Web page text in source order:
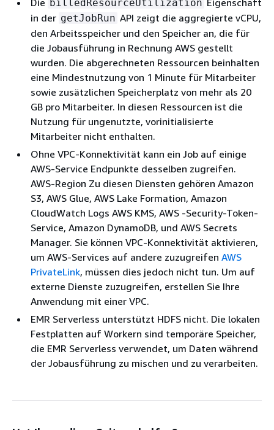
Die billedResourceUtilization Eigenschaft
in der getJobRun API zeigt die aggregierte vCPU,
den Arbeitsspeicher und den Speicher an, die für
die Jobausführung in Rechnung AWS gestellt
wurden. Die abgerechneten Ressourcen beinhalten
eine Mindestnutzung von 1 Minute für Mitarbeiter
sowie zusätzlichen Speicherplatz von mehr als 20
GB pro Mitarbeiter. In diesen Ressourcen ist die
Nutzung für ungenutzte, vorinitialisierte
Mitarbeiter nicht enthalten.
Ohne VPC-Konnektivität kann ein Job auf einige
AWS-Service Endpunkte desselben zugreifen.
AWS-Region Zu diesen Diensten gehören Amazon
S3, AWS Glue, AWS Lake Formation, Amazon
CloudWatch Logs AWS KMS, AWS -Security-Token-
Service, Amazon DynamoDB, und AWS Secrets
Manager. Sie können VPC-Konnektivität aktivieren,
um AWS-Services auf andere zuzugreifen AWS
PrivateLink, müssen dies jedoch nicht tun. Um auf
externe Dienste zuzugreifen, erstellen Sie Ihre
Anwendung mit einer VPC.
EMR Serverless unterstützt HDFS nicht. Die lokalen
Festplatten auf Workern sind temporäre Speicher,
die EMR Serverless verwendet, um Daten während
der Jobausführung zu mischen und zu verarbeiten.